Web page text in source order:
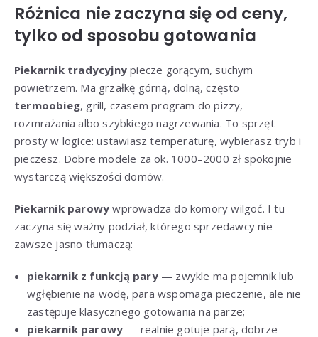
Różnica nie zaczyna się od ceny,
tylko od sposobu gotowania
Piekarnik tradycyjny piecze gorącym, suchym
powietrzem. Ma grzałkę górną, dolną, często
termoobieg, grill, czasem program do pizzy,
rozmrażania albo szybkiego nagrzewania. To sprzęt
prosty w logice: ustawiasz temperaturę, wybierasz tryb i
pieczesz. Dobre modele za ok. 1000–2000 zł spokojnie
wystarczą większości domów.
Piekarnik parowy wprowadza do komory wilgoć. I tu
zaczyna się ważny podział, którego sprzedawcy nie
zawsze jasno tłumaczą:
piekarnik z funkcją pary— zwykle ma pojemnik lub
wgłębienie na wodę, para wspomaga pieczenie, ale nie
zastępuje klasycznego gotowania na parze;
piekarnik parowy — realnie gotuje parą, dobrze